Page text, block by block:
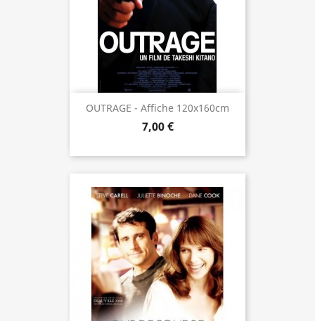
OUTRAGE - Affiche 120x160cm
7,00 €